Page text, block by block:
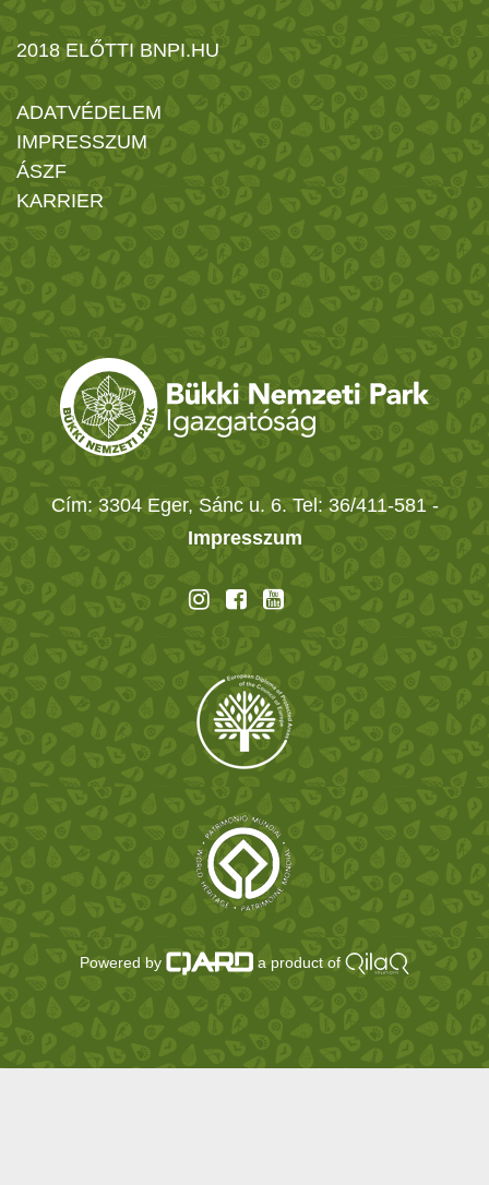
2018 ELŐTTI BNPI.HU
ADATVÉDELEM
IMPRESSZUM
ÁSZF
KARRIER
Cím: 3304 Eger, Sánc u. 6. Tel: 36/411-581 -
Impresszum
Powered by a product of